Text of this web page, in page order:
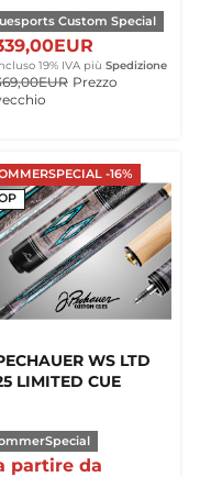
Custom Special
19% IVA più Spedizione
Prezzo
-16%
WS LTD
LIMITED CUE
partire da